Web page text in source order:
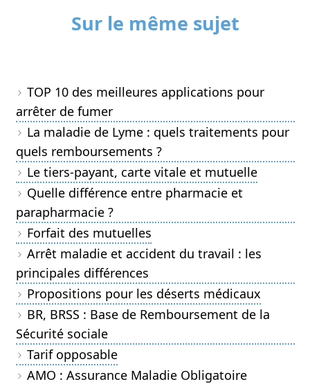
Sur le même sujet
TOP 10 des meilleures applications pour
arrêter de fumer
La maladie de Lyme : quels traitements pour
quels remboursements ?
Le tiers-payant, carte vitale et mutuelle
Quelle différence entre pharmacie et
parapharmacie ?
Forfait des mutuelles
Arrêt maladie et accident du travail : les
principales différences
Propositions pour les déserts médicaux
BR, BRSS : Base de Remboursement de la
Sécurité sociale
Tarif opposable
AMO : Assurance Maladie Obligatoire